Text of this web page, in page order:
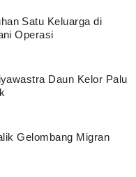
Satu Keluarga di
Operasi
Daun Kelor Palu
Gelombang Migran